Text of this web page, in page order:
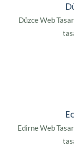
Düzce Web
Edirne Web